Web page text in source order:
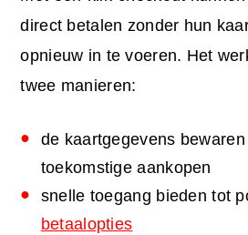
direct betalen zonder hun
opnieuw in te voeren. Het
twee manieren:
de kaartgegevens
toekomstige aankopen
snelle toegang bieden tot
betaalopties